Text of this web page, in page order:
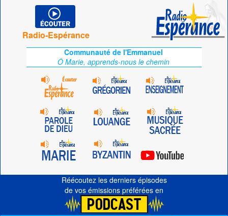
Radio-Espérance
Communauté de l'Emmanuel
Ô Marie, apprends-nous le chemin
Réécoutez les derniers épisodes
de vos émissions préférées en